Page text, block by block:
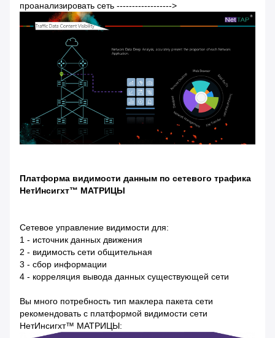
проанализировать сеть ------------------>
Платформа видимости данным по сетевого трафика
НетИнсигхт™ МАТРИЦЫ
Сетевое управление видимости для:
1 - источник данных движения
2 - видимость сети общительная
3 - сбор информации
4 - корреляция вывода данных существующей сети
Вы много потребность тип маклера пакета сети
рекомендовать с платформой видимости сети
НетИнсигхт™ МАТРИЦЫ: